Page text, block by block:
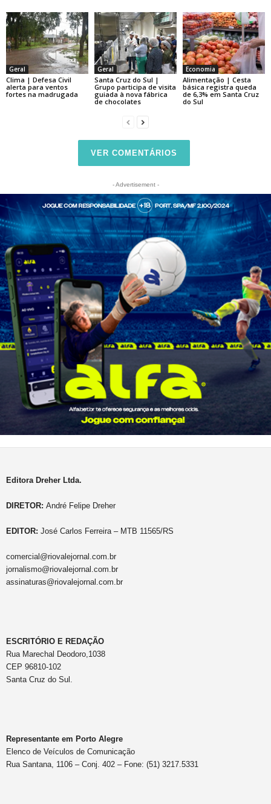
Geral
Clima | Defesa Civil
alerta para ventos
fortes na madrugada
Geral
Santa Cruz do Sul |
Grupo participa de visita
guiada à nova fábrica
de chocolates
Economia
Alimentação | Cesta
básica registra queda
de 6,3% em Santa Cruz
do Sul
VER COMENTÁRIOS
- Advertisement -
Editora Dreher Ltda.
DIRETOR: André Felipe Dreher
EDITOR: José Carlos Ferreira – MTB 11565/RS
comercial@riovalejornal.com.br
jornalismo@riovalejornal.com.br
assinaturas@riovalejornal.com.br
ESCRITÓRIO E REDAÇÃO
Rua Marechal Deodoro,1038
CEP 96810-102
Santa Cruz do Sul.
Representante em Porto Alegre
Elenco de Veículos de Comunicação
Rua Santana, 1106 – Conj. 402 – Fone: (51) 3217.5331